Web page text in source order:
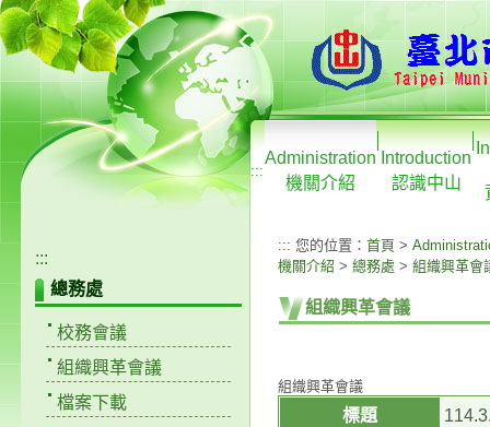
:::
Administration
機關介紹
Introduction
認識中山
:::
總務處
校務會議
組織興革會議
檔案下載
::: 您的位置： 首頁 >
機關介紹 > 總務處 > 組織興革會
組織興革會議
組織興革會議
標題